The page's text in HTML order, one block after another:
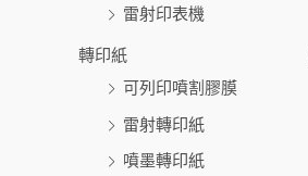
雷射印表機
轉印紙
可列印噴割膠膜
雷射轉印紙
噴墨轉印紙